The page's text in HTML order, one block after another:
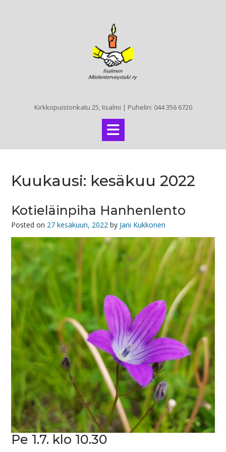
Kirkkopuistonkatu 25, Iisalmi | Puhelin: 044 356 6720
Kuukausi: kesäkuu 2022
Kotieläinpiha Hanhenlento
Posted on 27 kesäkuun, 2022 by Jani Kukkonen
Pe 1.7. klo 10.30